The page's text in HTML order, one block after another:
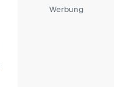
Werbung